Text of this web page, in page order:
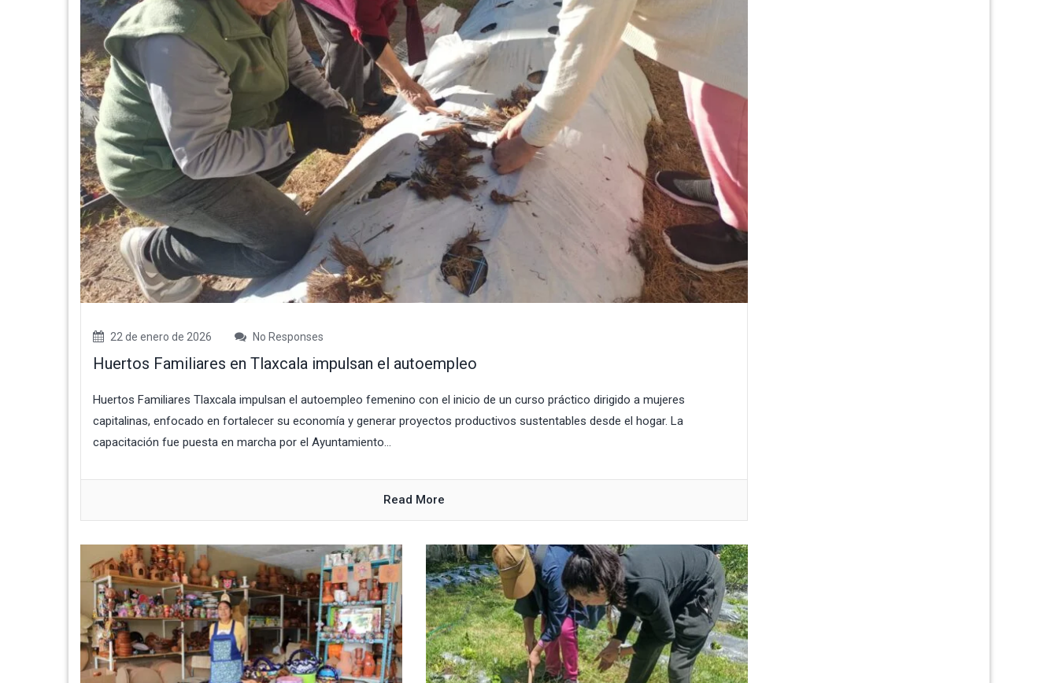
22 de enero de 2026 No Responses
Huertos Familiares en Tlaxcala impulsan el autoempleo
Huertos Familiares Tlaxcala impulsan el autoempleo femenino con el inicio de un curso práctico dirigido a mujeres
capitalinas, enfocado en fortalecer su economía y generar proyectos productivos sustentables desde el hogar. La
capacitación fue puesta en marcha por el Ayuntamiento...
Read More